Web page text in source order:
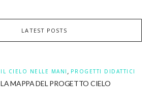
LATEST POSTS
IL CIELO NELLE MANI , PROGETTI DIDATTICI
LA MAPPA DEL PROGETTO CIELO